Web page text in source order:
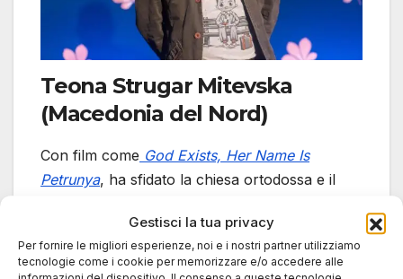
Gestisci la tua privacy
Per fornire le migliori esperienze, noi e i nostri partner utilizziamo
tecnologie come i cookie per memorizzare e/o accedere alle
Teona Strugar Mitevska
(Macedonia del Nord)
Con film come God Exists, Her Name Is
Petrunya, ha sfidato la chiesa ortodossa e il
critico e poetico.